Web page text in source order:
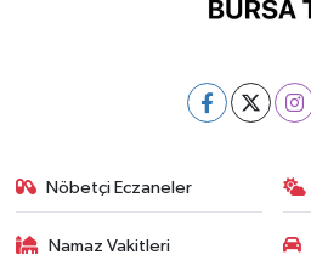
Nöbetçi Eczaneler
Namaz Vakitleri